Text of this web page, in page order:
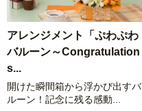
アレンジメント「ぷわぷわ
バルーン～Congratulation
s...
開けた瞬間箱から浮かび出すバ
ルーン！記念に残る感動...